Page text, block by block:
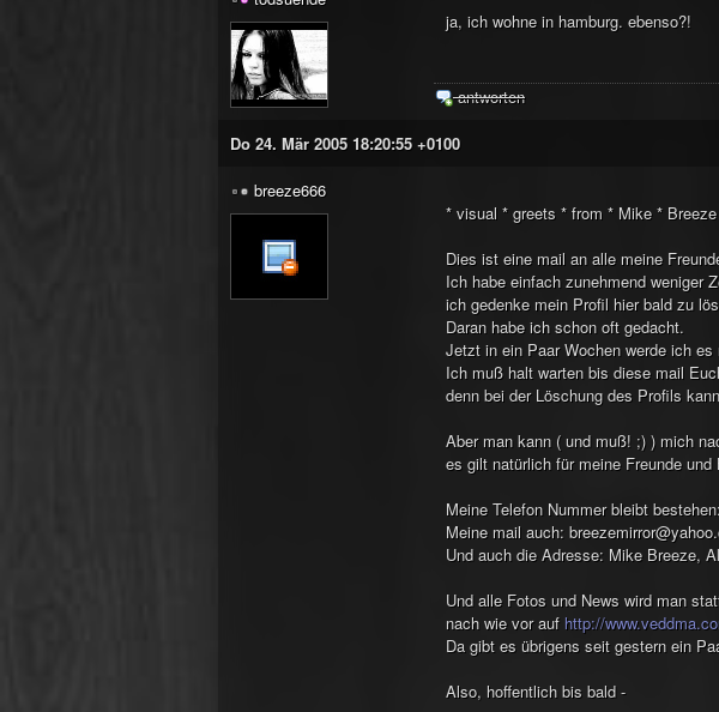
ja, ich wohne in hamburg. ebenso?!
antworten
Do 24. Mär 2005 18:20:55 +0100
breeze666
* visual * greets * from * Mike *
Dies ist eine mail an alle meine
Ich habe einfach zunehmend weniger
ich gedenke mein Profil hier bald zu
Daran habe ich schon oft gedacht.
Jetzt in ein Paar Wochen werde ich es
Ich muß halt warten bis diese mail
denn bei der Löschung des Profils
Aber man kann ( und muß! ;) ) mich
es gilt natürlich für meine Freunde
Meine Telefon Nummer bleibt
Meine mail auch:
Und auch die Adresse: Mike Breeze,
Und alle Fotos und News wird man
nach wie vor auf http://
Da gibt es übrigens seit gestern ein
Also, hoffentlich bis bald -